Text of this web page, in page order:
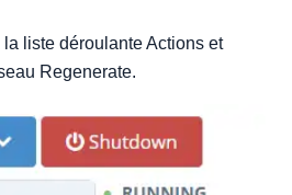
liste déroulante Actions et
Regenerate.